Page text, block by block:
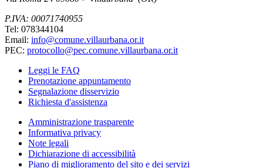
P.IVA: 00071740955
Tel: 078344104
Email: info@comune.villaurbana.or.it
PEC: protocollo@pec.comune.villaurbana.or.it
Leggi le FAQ
Prenotazione appuntamento
Segnalazione disservizio
Richiesta d'assistenza
Amministrazione trasparente
Informativa privacy
Note legali
Dichiarazione di accessibilità
Piano di miglioramento del sito e dei servizi